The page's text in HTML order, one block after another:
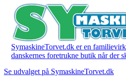
SymaskineTorvet.dk er en
danskernes foretrukne butik når der
Se udvalget på SymaskineTorvet.dk